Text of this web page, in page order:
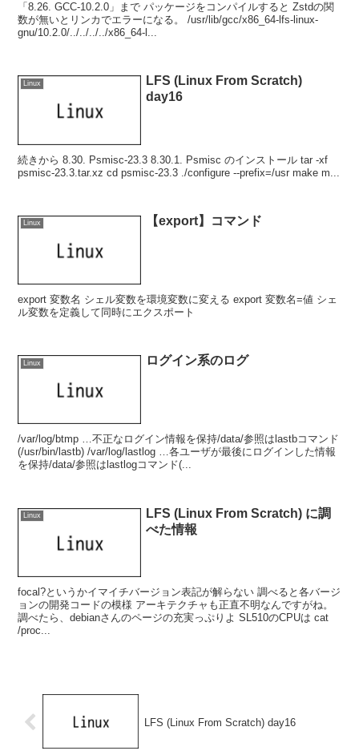
「8.26. GCC-10.2.0」まで パッケージをコンパイルすると Zstdの関
数が無いとリンカでエラーになる。 /usr/lib/gcc/x86_64-lfs-linux-
gnu/10.2.0/../../../../x86_64-l...
Linux
LFS (Linux From Scratch)
day16
続きから 8.30. Psmisc-23.3 8.30.1. Psmisc のインストール tar -xf
psmisc-23.3.tar.xz cd psmisc-23.3 ./configure --prefix=/usr make m...
Linux 【export】コマンド
export 変数名 シェル変数を環境変数に変える export 変数名=値 シェ
ル変数を定義して同時にエクスポート
Linux ログイン系のログ
/var/log/btmp …不正なログイン情報を保持/data/参照はlastbコマンド
(/usr/bin/lastb) /var/log/lastlog …各ユーザが最後にログインした情報
を保持/data/参照はlastlogコマンド(...
Linux
LFS (Linux From Scratch) に調
べた情報
focal?というかイマイチバージョン表記が解らない 調べると各バージ
ョンの開発コードの模様 アーキテクチャも正直不明なんですがね。
調べたら、debianさんのページの充実っぷりよ SL510のCPUは cat
/proc...
LFS (Linux From Scratch) day16